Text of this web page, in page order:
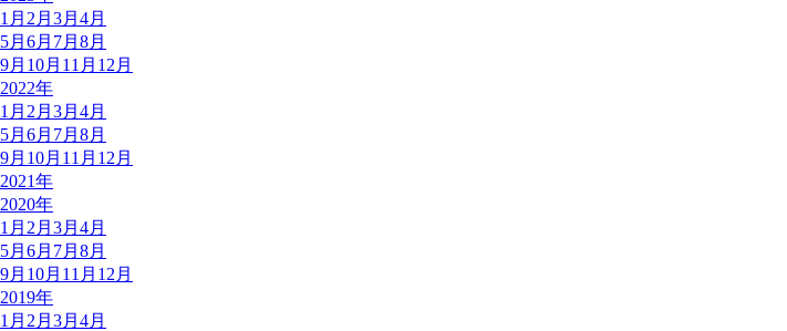
1月 2月 3月 4月
5月 6月 7月 8月
9月 10月 11月 12月
2022年
1月 2月 3月 4月
5月 6月 7月 8月
9月 10月 11月 12月
2021年
2020年
1月 2月 3月 4月
5月 6月 7月 8月
9月 10月 11月 12月
2019年
1月 2月 3月 4月